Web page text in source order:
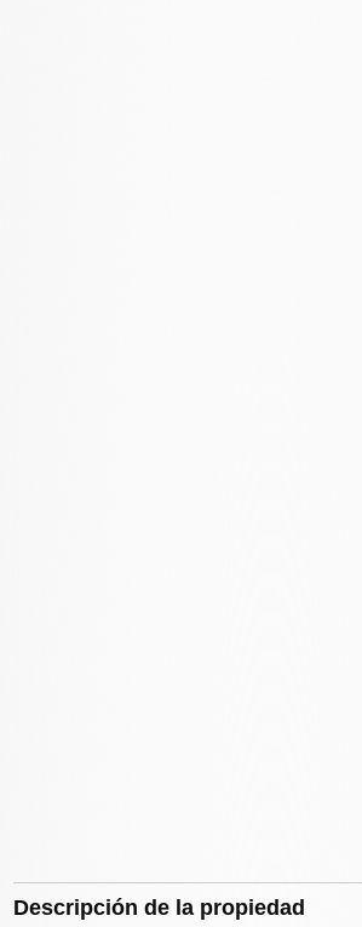
Descripción de la propiedad